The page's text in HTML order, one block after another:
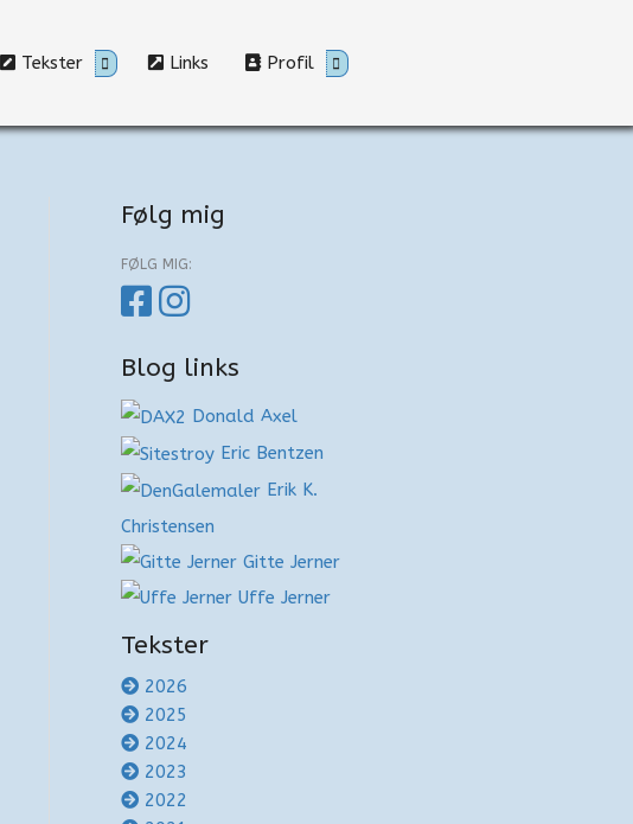
Tekster Links Profil
Følg mig
FØLG MIG:
Blog links
Donald Axel
Eric Bentzen
Erik K.
Christensen
Gitte Jerner
Uffe Jerner
Tekster
2026
2025
2024
2023
2022